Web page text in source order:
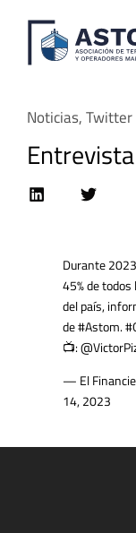
Noticias,Twitter
Entrevista
Durante
45% de
del país,
de#Astom.
📺:
— El
14, 2023